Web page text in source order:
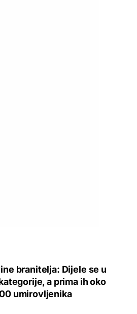
branitelja: Dijele se u
a prima ih oko
umirovljenika